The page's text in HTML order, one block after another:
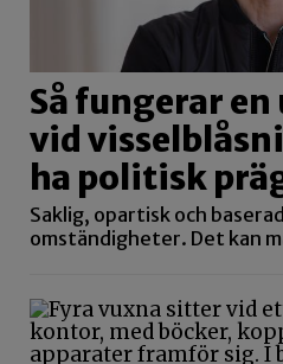
Så fungerar
vid
ha politisk
Saklig, opartisk och
omständigheter. Det kan